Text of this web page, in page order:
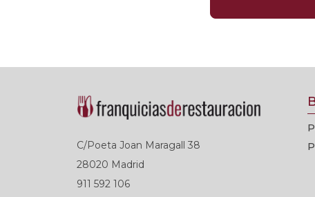
C/Poeta Joan Maragall 38
28020 Madrid
911 592 106